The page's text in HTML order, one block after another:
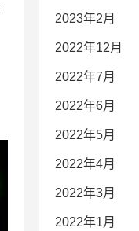
2023年2月
2022年12月
2022年7月
2022年6月
2022年5月
2022年4月
2022年3月
2022年1月